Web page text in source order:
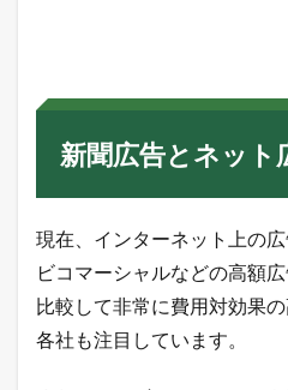
d
リ
タ
ア
ド
バ
タ
新聞広告とネット
現在、インターネット上の
ビコマーシャルなどの高額広
比較して非常に費用対効果
各社も注目しています。